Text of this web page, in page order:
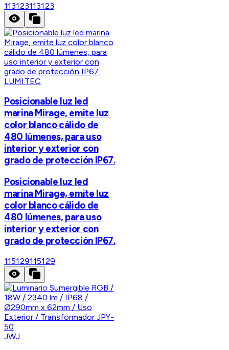
113123113123
LUMITEC
Posicionable luz led
marina Mirage, emite luz
color blanco cálido de
480 lúmenes, para uso
interior y exterior con
grado de protección IP67.
Posicionable luz led
marina Mirage, emite luz
color blanco cálido de
480 lúmenes, para uso
interior y exterior con
grado de protección IP67.
115129115129
JWJ